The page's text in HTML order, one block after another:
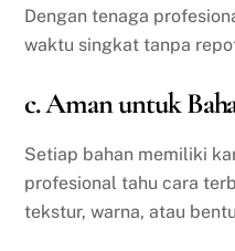
Dengan tenaga
waktu singkat tanpa
c. Aman untuk
Setiap bahan memiliki
profesional tahu cara
tekstur, warna, atau